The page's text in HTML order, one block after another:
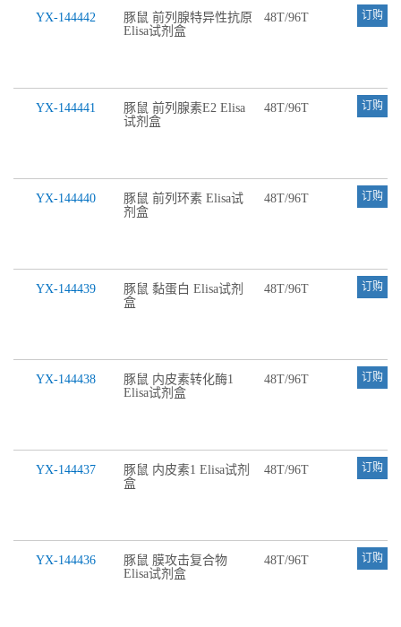
YX-144442
豚鼠 前列腺特异性抗原
Elisa试剂盒
48T/96T 订购
YX-144441
豚鼠 前列腺素E2 Elisa
试剂盒
48T/96T 订购
YX-144440
豚鼠 前列环素 Elisa试
剂盒
48T/96T 订购
YX-144439
豚鼠 黏蛋白 Elisa试剂
盒
48T/96T 订购
YX-144438
豚鼠 内皮素转化酶1
Elisa试剂盒
48T/96T 订购
YX-144437
豚鼠 内皮素1 Elisa试剂
盒
48T/96T 订购
YX-144436
豚鼠 膜攻击复合物
Elisa试剂盒
48T/96T 订购